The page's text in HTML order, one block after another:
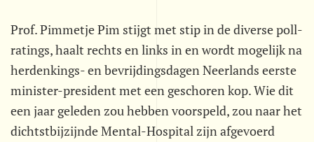
Prof. Pimmetje Pim stijgt met stip in de diverse poll-
ratings, haalt rechts en links in en wordt mogelijk na
herdenkings- en bevrijdingsdagen Neerlands eerste
minister-president met een geschoren kop. Wie dit
een jaar geleden zou hebben voorspeld, zou naar het
dichtstbijzijnde Mental-Hospital zijn afgevoerd